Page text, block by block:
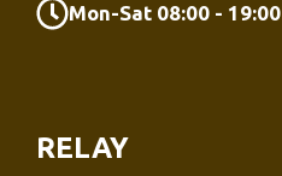
Mon-Sat 08:00 - 19:00
RELAY